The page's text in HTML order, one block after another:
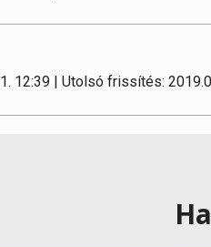
12:39 | Utolsó frissítés: